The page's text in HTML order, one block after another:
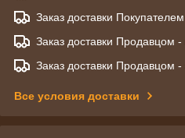
Заказ доставки Покупателем
Заказ доставки Продавцом
Заказ доставки Продавцом
Все условия доставки